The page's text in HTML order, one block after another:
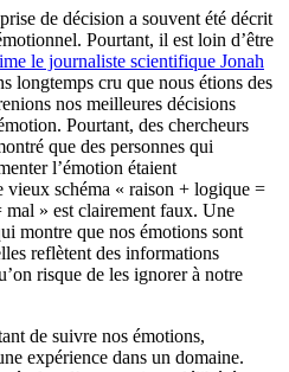
de décision a souvent été décrit
Pourtant, il est loin d’être
le journaliste scientifique Jonah
longtemps cru que nous étions des
nos meilleures décisions
Pourtant, des chercheurs
que des personnes qui
l’émotion étaient
vieux schéma « raison + logique =
» est clairement faux. Une
montre que nos émotions sont
reflètent des informations
risque de les ignorer à notre
de suivre nos émotions,
expérience dans un domaine.